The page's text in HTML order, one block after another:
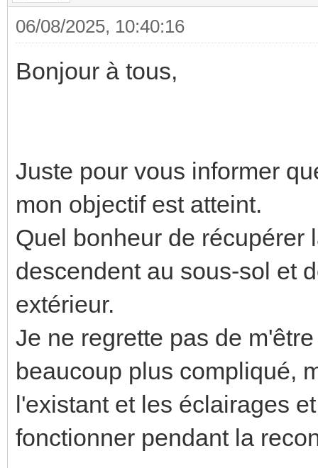
06/08/2025, 10:40:16
Bonjour à tous,
Juste pour vous informer
mon objectif est atteint.
Quel bonheur de récupérer
descendent au sous-sol et
extérieur.
Je ne regrette pas de
beaucoup plus compliqué,
l'existant et les éclairages
fonctionner pendant la